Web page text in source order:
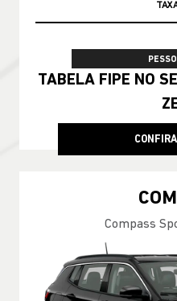
TABELA FIPE NO SEU SEMINOVO + TAXA
Compass